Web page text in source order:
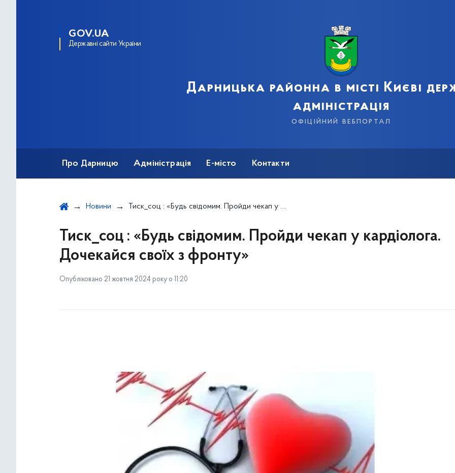
GOV.UA
Державні сайти України
Дарницька районна в місті Києві
адміністрація
офіційний вебпортал
Про Дарницю Адміністрація Е-місто Контакти
Новини Тиск_соц : «Будь свідомим. Пройди чекап у кардіолога. Дочекайся своїх з фронту»
Тиск_соц : «Будь свідомим. Пройди чекап у кардіолога.
Дочекайся своїх з фронту»
Опубліковано 21 жовтня 2024 року о 11:20